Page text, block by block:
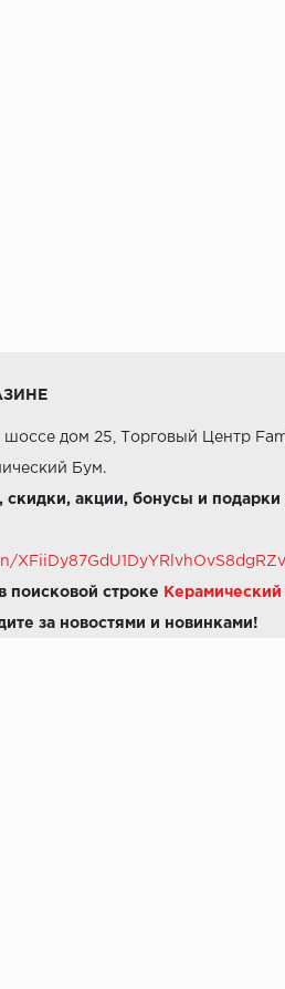
шоссе дом 25, Торговый Центр
Бум.
скидки, акции, бонусы и
поисковой строке Керамический
за новостями и новинками!